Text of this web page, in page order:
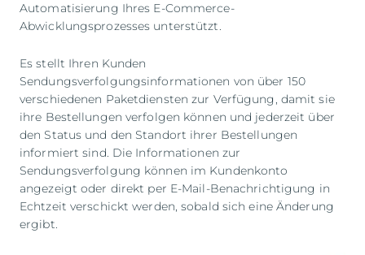
Automatisierung Ihres E-Commerce-
Abwicklungsprozesses unterstützt.
Es stellt Ihren Kunden
Sendungsverfolgungsinformationen von über 150
verschiedenen Paketdiensten zur Verfügung, damit sie
ihre Bestellungen verfolgen können und jederzeit über
den Status und den Standort ihrer Bestellungen
informiert sind. Die Informationen zur
Sendungsverfolgung können im Kundenkonto
angezeigt oder direkt per E-Mail-Benachrichtigung in
Echtzeit verschickt werden, sobald sich eine Änderung
ergibt.